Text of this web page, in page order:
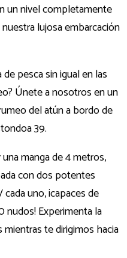
un nivel completamente
lujosa embarcación
pesca sin igual en las
Únete a nosotros en un
del atún a bordo de
39.
manga de 4 metros,
con dos potentes
uno, ¡capaces de
nudos! Experimenta la
te dirigimos hacia